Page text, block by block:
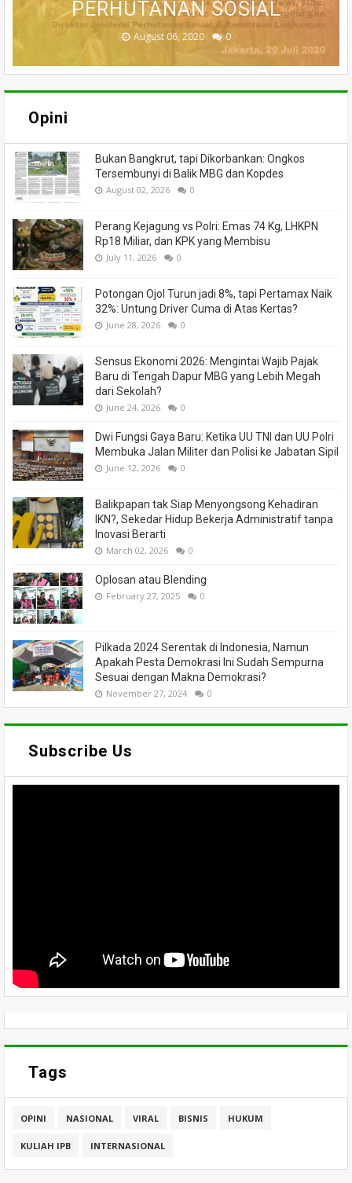
PENGELOLAAN HUTAN
June 13, 2024 0
VIDEOGRAFI HAPKA 2021
September 17, 2021
INSTITUT PERTANIAN BOGOR
February 01, 2021 0
PERHUTANAN SOSIAL
August 06, 2020 0
LESTARI
July 27, 2020 0
DAYA ALAM
July 02, 2020 0
KARHUTLA
June 18, 2020 0
LAHAN GAMBUT
June 16, 2020 0
Opini
Bukan Bangkrut, tapi Dikorbankan: Ongkos
Tersembunyi di Balik MBG dan Kopdes
August 02, 2026 0
Perang Kejagung vs Polri: Emas 74 Kg, LHKPN
Rp18 Miliar, dan KPK yang Membisu
July 11, 2026 0
Potongan Ojol Turun jadi 8%, tapi Pertamax Naik
32%: Untung Driver Cuma di Atas Kertas?
June 28, 2026 0
Sensus Ekonomi 2026: Mengintai Wajib Pajak
Baru di Tengah Dapur MBG yang Lebih Megah
dari Sekolah?
June 24, 2026 0
Dwi Fungsi Gaya Baru: Ketika UU TNI dan UU Polri
Membuka Jalan Militer dan Polisi ke Jabatan Sipil
June 12, 2026 0
Balikpapan tak Siap Menyongsong Kehadiran
IKN?, Sekedar Hidup Bekerja Administratif tanpa
Inovasi Berarti
March 02, 2026 0
Oplosan atau Blending
February 27, 2025 0
Pilkada 2024 Serentak di Indonesia, Namun
Apakah Pesta Demokrasi Ini Sudah Sempurna
Sesuai dengan Makna Demokrasi?
November 27, 2024 0
Subscribe Us
Tags
OPINI NASIONAL VIRAL BISNIS HUKUM
KULIAH IPB INTERNASIONAL